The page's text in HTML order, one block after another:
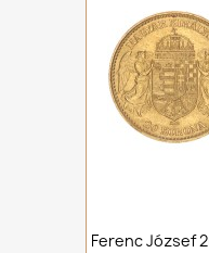
Ferenc József